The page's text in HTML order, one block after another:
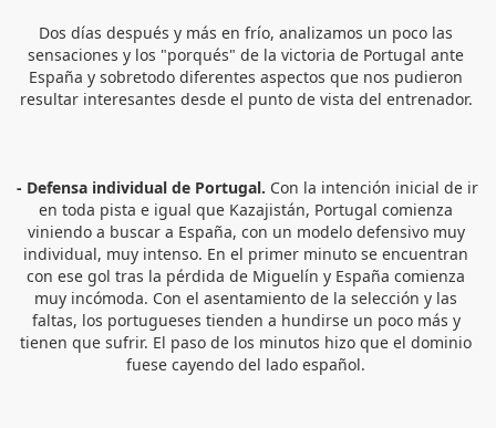
Dos días después y más en frío, analizamos un poco las
sensaciones y los "porqués" de la victoria de Portugal ante
España y sobretodo diferentes aspectos que nos pudieron
resultar interesantes desde el punto de vista del entrenador.
- Defensa individual de Portugal. Con la intención inicial de ir
en toda pista e igual que Kazajistán, Portugal comienza
viniendo a buscar a España, con un modelo defensivo muy
individual, muy intenso. En el primer minuto se encuentran
con ese gol tras la pérdida de Miguelín y España comienza
muy incómoda. Con el asentamiento de la selección y las
faltas, los portugueses tienden a hundirse un poco más y
tienen que sufrir. El paso de los minutos hizo que el dominio
fuese cayendo del lado español.